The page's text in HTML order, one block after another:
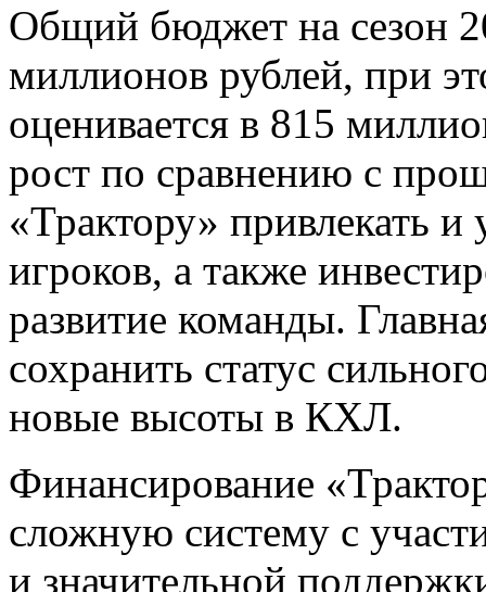
Общий бюджет на сезон
миллионов рублей, при
оценивается в 815
рост по сравнению с
«Трактору» привлекать
игроков, а также
развитие команды.
сохранить статус
новые высоты в КХЛ.
Финансирование
сложную систему с
и значительной